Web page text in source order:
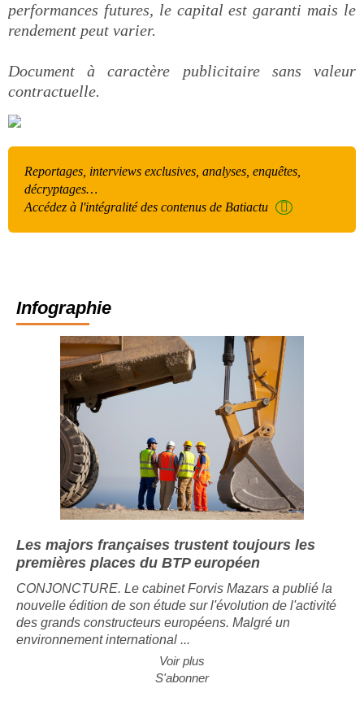
performances futures, le capital est garanti mais le
rendement peut varier.
Document à caractère publicitaire sans valeur
contractuelle.
Reportages, interviews exclusives, analyses, enquêtes,
décryptages…
Accédez à l'intégralité des contenus de Batiactu
Infographie
Les majors françaises trustent toujours les
premières places du BTP européen
CONJONCTURE. Le cabinet Forvis Mazars a publié la
nouvelle édition de son étude sur l'évolution de l'activité
des grands constructeurs européens. Malgré un
environnement international ...
Voir plus
S'abonner